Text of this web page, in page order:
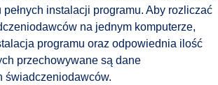
instalacji programu. Aby rozliczać
na jednym komputerze,
programu oraz odpowiednia ilość
przechowywane są dane
świadczeniodawców.